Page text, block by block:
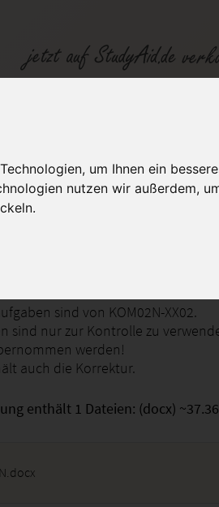
um Ihnen ein
nutzen wir außerdem,
Kategorien
sind von KOM02N-XX02.
sind nur zur Kontrolle zu
werden!
auch die Korrektur.
enthält 1 Dateien: (docx)